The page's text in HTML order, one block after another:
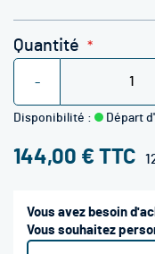
Quantité
-
144,00 €
Disponibilité : Départ
Vous avez besoin
Vous souhaitez